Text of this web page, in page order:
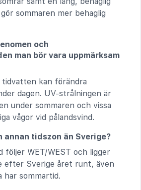
sommaren mer behaglig
och
man bör vara uppmärksam
kan förändra
dagen. UV-strålningen är
under sommaren och vissa
vågor vid pålandsvind.
annan tidszon än Sverige?
följer WET/WEST och ligger
efter Sverige året runt, även
har sommartid.